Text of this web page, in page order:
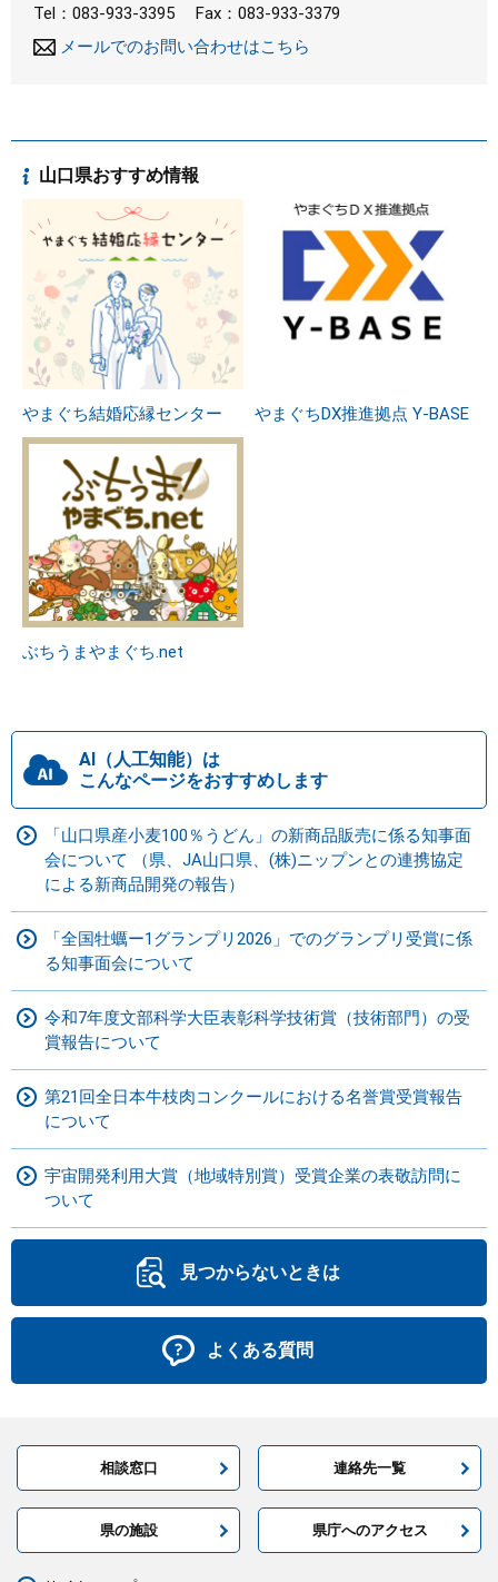
Tel：083-933-3395
Fax：083-933-3379
メールでのお問い合わせはこちら
山口県おすすめ情報
やまぐち結婚応縁センター やまぐちDX推進拠点 Y-BASE
ぶちうまやまぐち.net
AI（人工知能）は
こんなページをおすすめします
「山口県産小麦100％うどん」の新商品販売に係る知事面
会について （県、JA山口県、(株)ニップンとの連携協定
による新商品開発の報告）
「全国牡蠣ー1グランプリ2026」でのグランプリ受賞に係
る知事面会について
令和7年度文部科学大臣表彰科学技術賞（技術部門）の受
賞報告について
第21回全日本牛枝肉コンクールにおける名誉賞受賞報告
について
宇宙開発利用大賞（地域特別賞）受賞企業の表敬訪問に
ついて
見つからないときは
よくある質問
相談窓口 連絡先一覧
県の施設 県庁へのアクセス